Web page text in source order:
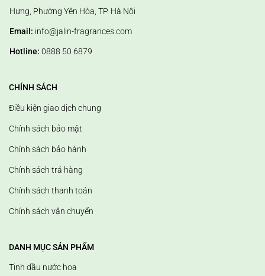
Hưng, Phường Yên Hòa, TP. Hà Nội
Email: info@jalin-fragrances.com
Hotline: 0888 50 6879
CHÍNH SÁCH
Điều kiện giao dịch chung
Chính sách bảo mật
Chính sách bảo hành
Chính sách trả hàng
Chính sách thanh toán
Chính sách vận chuyển
DANH MỤC SẢN PHẨM
Tinh dầu nước hoa